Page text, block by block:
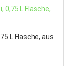
L Flasche, aus